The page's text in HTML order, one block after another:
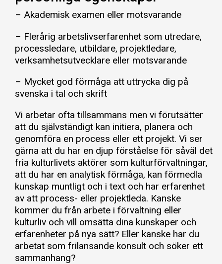
– Akademisk examen eller motsvarande
– Flerårig arbetslivserfarenhet som utredare,
processledare, utbildare, projektledare,
verksamhetsutvecklare eller motsvarande
– Mycket god förmåga att uttrycka dig på
svenska i tal och skrift
Vi arbetar ofta tillsammans men vi förutsätter
att du självständigt kan initiera, planera och
genomföra en process eller ett projekt. Vi ser
gärna att du har en djup förståelse för såväl det
fria kulturlivets aktörer som kulturförvaltningar,
att du har en analytisk förmåga, kan förmedla
kunskap muntligt och i text och har erfarenhet
av att process- eller projektleda. Kanske
kommer du från arbete i förvaltning eller
kulturliv och vill omsätta dina kunskaper och
erfarenheter på nya sätt? Eller kanske har du
arbetat som frilansande konsult och söker ett
sammanhang?